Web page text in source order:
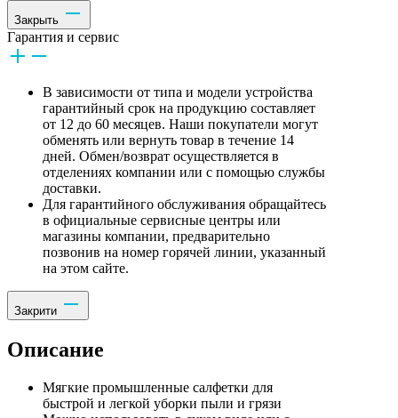
Закрыть
Гарантия и сервис
В зависимости от типа и модели устройства
гарантийный срок на продукцию составляет
от 12 до 60 месяцев. Наши покупатели могут
обменять или вернуть товар в течение 14
дней. Обмен/возврат осуществляется в
отделениях компании или с помощью службы
доставки.
Для гарантийного обслуживания обращайтесь
в официальные сервисные центры или
магазины компании, предварительно
позвонив на номер горячей линии, указанный
на этом сайте.
Закрити
Описание
Мягкие промышленные салфетки для
быстрой и легкой уборки пыли и грязи